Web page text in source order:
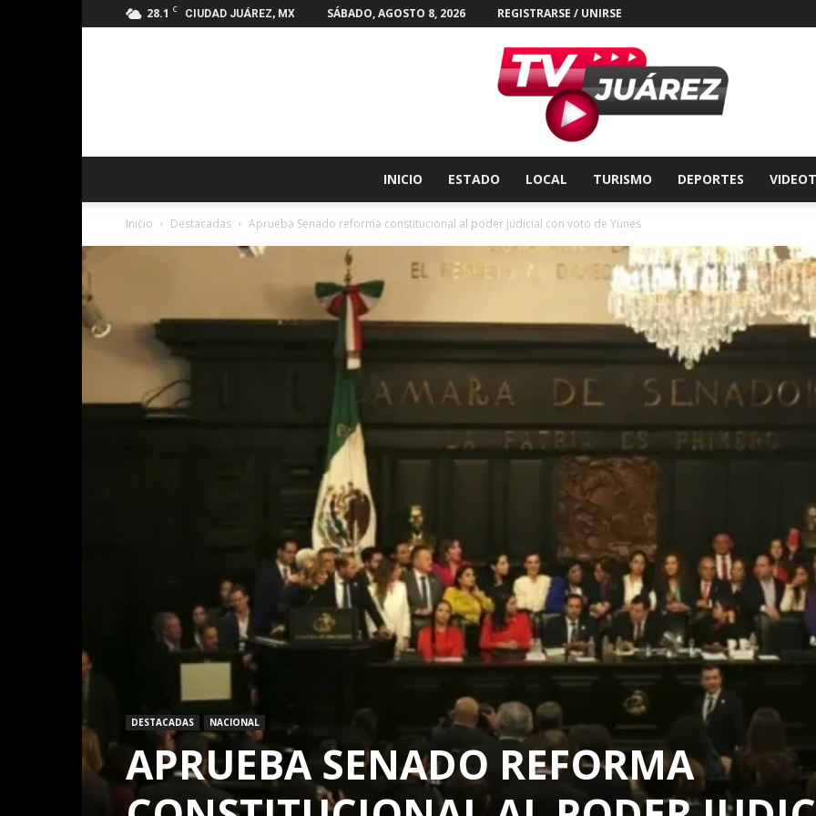
28.1 C CIUDAD JUÁREZ, MX SÁBADO, AGOSTO 8, 2026 REGISTRARSE / UNIRSE
Juárez
INICIO ESTADO LOCAL TURISMO DEPORTES
Inicio Destacadas Aprueba Senado reforma constitucional al poder judicial con voto de Yunes
DESTACADAS NACIONAL
APRUEBA SENADO REFORMA